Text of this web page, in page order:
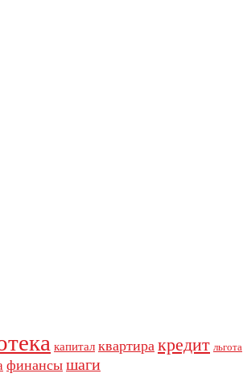
капитал квартира кредит льгота
финансы шаги